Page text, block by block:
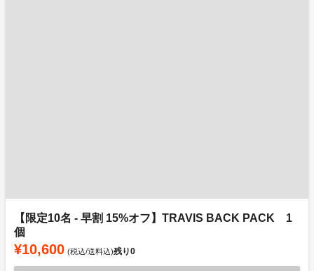
【限定10名 - 早割 15%オフ】TRAVIS BACK PACK 1
個
¥10,600 (税込/送料込)残り0